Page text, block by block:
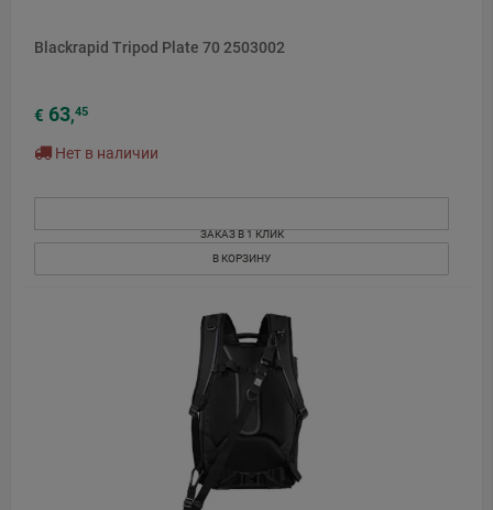
Blackrapid Tripod Plate 70 2503002
€ 63,45
Нет в наличии
ЗАКАЗ В 1 КЛИК
В КОРЗИНУ